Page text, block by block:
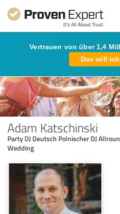
Vertrauen von über 1,4
Das will
Adam Katschinski
Party DJ Deutsch Polnischer DJ
Wedding